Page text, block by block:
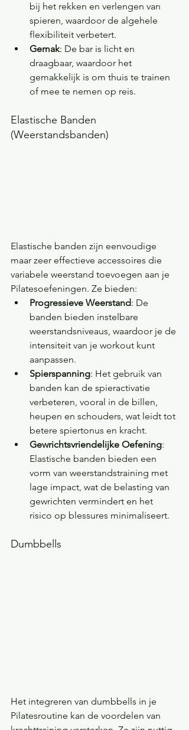
bij het rekken en verlengen van
spieren, waardoor de algehele
flexibiliteit verbetert.
Gemak: De bar is licht en
draagbaar, waardoor het
gemakkelijk is om thuis te trainen
of mee te nemen op reis.
Elastische Banden
(Weerstandsbanden)
Elastische banden zijn eenvoudige
maar zeer effectieve accessoires die
variabele weerstand toevoegen aan je
Pilatesoefeningen. Ze bieden:
Progressieve Weerstand: De
banden bieden instelbare
weerstandsniveaus, waardoor je de
intensiteit van je workout kunt
aanpassen.
Spierspanning: Het gebruik van
banden kan de spieractivatie
verbeteren, vooral in de billen,
heupen en schouders, wat leidt tot
betere spiertonus en kracht.
Gewrichtsvriendelijke Oefening:
Elastische banden bieden een
vorm van weerstandstraining met
lage impact, wat de belasting van
gewrichten vermindert en het
risico op blessures minimaliseert.
Dumbbells
Het integreren van dumbbells in je
Pilatesroutine kan de voordelen van